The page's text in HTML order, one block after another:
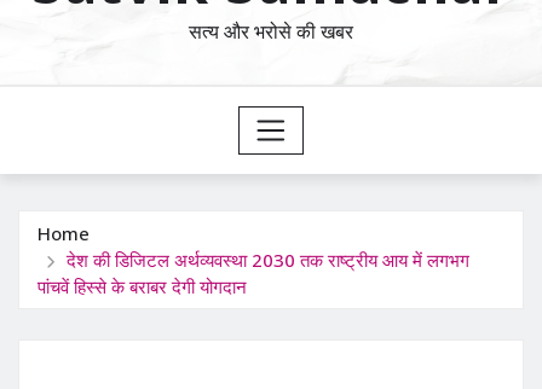
सत्य और भरोसे की खबर
Home
देश की डिजिटल अर्थव्यवस्था 2030 तक राष्ट्रीय आय में लगभग
पांचवें हिस्से के बराबर देगी योगदान